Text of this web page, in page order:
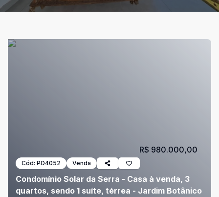
Cód: PD4052 Venda
Condomínio Solar da Serra - Casa à venda, 3
quartos, sendo 1 suíte, térrea - Jardim Botânico
R$ 980.000,00